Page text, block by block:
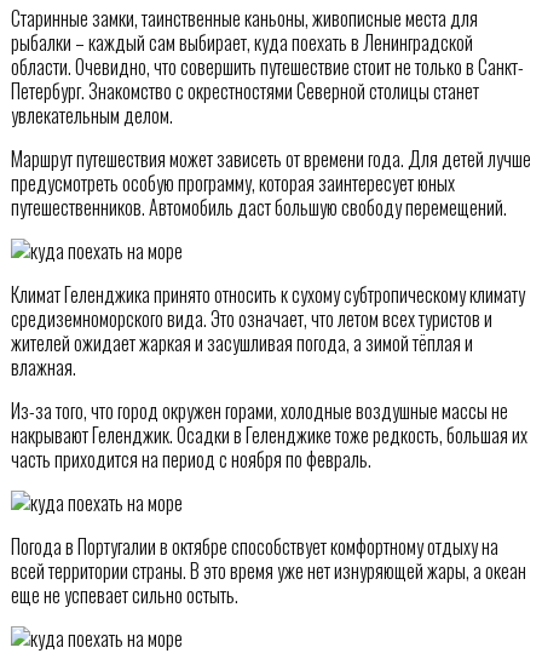
Старинные замки, таинственные каньоны, живописные места для
рыбалки – каждый сам выбирает, куда поехать в Ленинградской
области. Очевидно, что совершить путешествие стоит не только в Санкт-
Петербург. Знакомство с окрестностями Северной столицы станет
увлекательным делом.
Маршрут путешествия может зависеть от времени года. Для детей лучше
предусмотреть особую программу, которая заинтересует юных
путешественников. Автомобиль даст большую свободу перемещений.
Климат Геленджика принято относить к сухому субтропическому климату
средиземноморского вида. Это означает, что летом всех туристов и
жителей ожидает жаркая и засушливая погода, а зимой тёплая и
влажная.
Из-за того, что город окружен горами, холодные воздушные массы не
накрывают Геленджик. Осадки в Геленджике тоже редкость, большая их
часть приходится на период с ноября по февраль.
Погода в Португалии в октябре способствует комфортному отдыху на
всей территории страны. В это время уже нет изнуряющей жары, а океан
еще не успевает сильно остыть.